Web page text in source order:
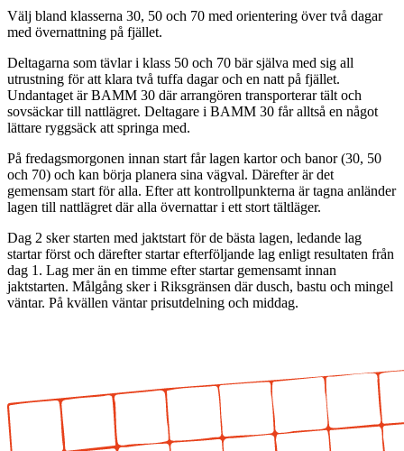
Välj bland klasserna 30, 50 och 70 med orientering över två dagar
med övernattning på fjället.
Deltagarna som tävlar i klass 50 och 70 bär själva med sig all
utrustning för att klara två tuffa dagar och en natt på fjället.
Undantaget är BAMM 30 där arrangören transporterar tält och
sovsäckar till nattlägret. Deltagare i BAMM 30 får alltså en något
lättare ryggsäck att springa med.
På fredagsmorgonen innan start får lagen kartor och banor (30, 50
och 70) och kan börja planera sina vägval. Därefter är det
gemensam start för alla. Efter att kontrollpunkterna är tagna anländer
lagen till nattlägret där alla övernattar i ett stort tältläger.
Dag 2 sker starten med jaktstart för de bästa lagen, ledande lag
startar först och därefter startar efterföljande lag enligt resultaten från
dag 1. Lag mer än en timme efter startar gemensamt innan
jaktstarten. Målgång sker i Riksgränsen där dusch, bastu och mingel
väntar. På kvällen väntar prisutdelning och middag.